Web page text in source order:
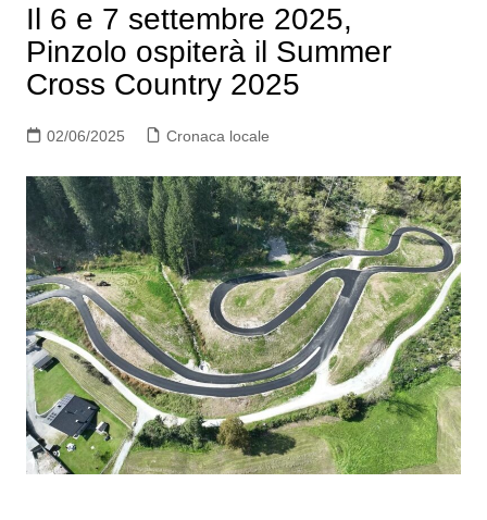
Il 6 e 7 settembre 2025,
Pinzolo ospiterà il Summer
Cross Country 2025
02/06/2025 Cronaca locale